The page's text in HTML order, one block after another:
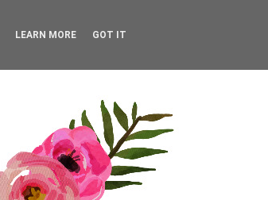
LEARN MORE GOT IT